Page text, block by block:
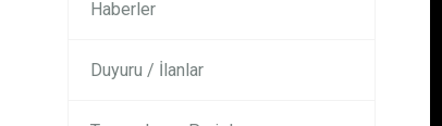
Haberler
Duyuru / İlanlar